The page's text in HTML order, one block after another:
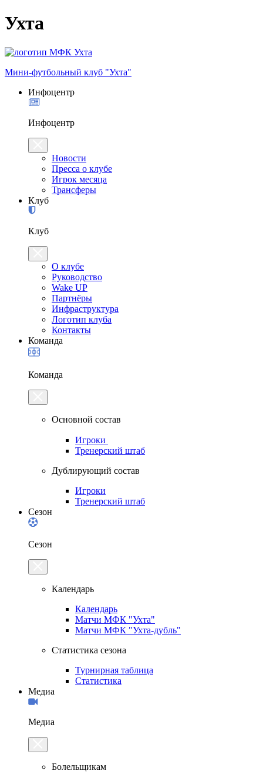
Ухта
Мини-футбольный клуб "Ухта"
Инфоцентр
Инфоцентр
Новости
Пресса о клубе
Игрок месяца
Трансферы
Клуб
Клуб
О клубе
Руководство
Wake UP
Партнёры
Инфраструктура
Логотип клуба
Контакты
Команда
Команда
Основной состав
Игроки
Тренерский штаб
Дублирующий состав
Игроки
Тренерский штаб
Сезон
Сезон
Календарь
Календарь
Матчи МФК "Ухта"
Матчи МФК "Ухта-дубль"
Статистика сезона
Турнирная таблица
Статистика
Медиа
Медиа
Болельщикам